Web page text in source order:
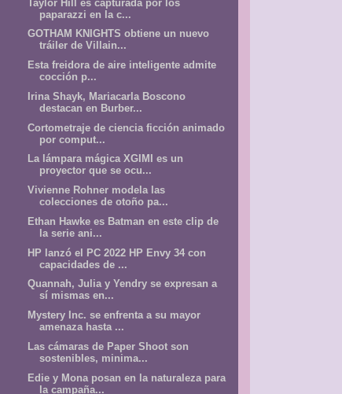
Taylor Hill es capturada por los
paparazzi en la c...
GOTHAM KNIGHTS obtiene un nuevo
tráiler de Villain...
Esta freidora de aire inteligente admite
cocción p...
Irina Shayk, Mariacarla Boscono
destacan en Burber...
Cortometraje de ciencia ficción animado
por comput...
La lámpara mágica XGIMI es un
proyector que se ocu...
Vivienne Rohner modela las
colecciones de otoño pa...
Ethan Hawke es Batman en este clip de
la serie ani...
HP lanzó el PC 2022 HP Envy 34 con
capacidades de ...
Quannah, Julia y Yendry se expresan a
sí mismas en...
Mystery Inc. se enfrenta a su mayor
amenaza hasta ...
Las cámaras de Paper Shoot son
sostenibles, minima...
Edie y Mona posan en la naturaleza para
la campaña...